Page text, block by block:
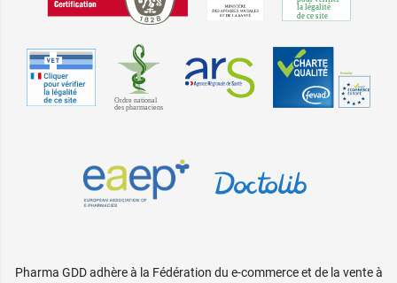
Pharma GDD adhère à la Fédération du e-commerce et de la vente à